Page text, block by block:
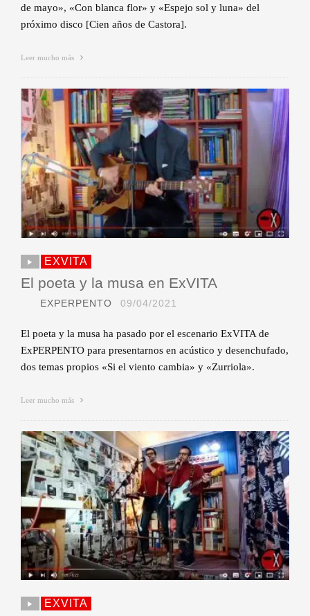
de mayo», «Con blanca flor» y «Espejo sol y luna» del
próximo disco [Cien años de Castora].
Leer mucho más
EXVITA
El poeta y la musa en ExVITA
EXPERPENTO 09/04/2021
El poeta y la musa ha pasado por el escenario ExVITA de
ExPERPENTO para presentarnos en acústico y desenchufado,
dos temas propios «Si el viento cambia» y «Zurriola».
Leer mucho más
EXVITA